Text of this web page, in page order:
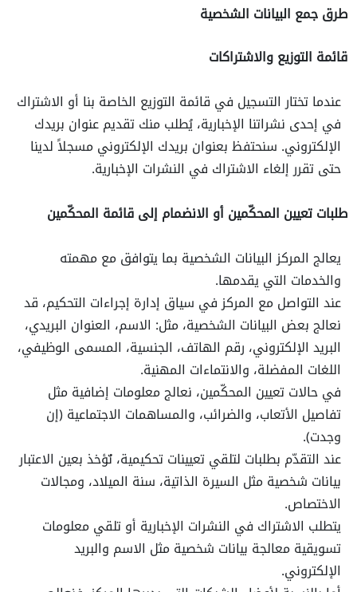
طرق جمع البيانات الشخصية
قائمة التوزيع والاشتراكات
عندما تختار التسجيل في قائمة التوزيع الخاصة بنا أو الاشتراك
في إحدى نشراتنا الإخبارية، يُطلب منك تقديم عنوان بريدك
الإلكتروني. سنحتفظ بعنوان بريدك الإلكتروني مسجلاً لدينا
حتى تقرر إلغاء الاشتراك في النشرات الإخبارية.
طلبات تعيين المحكّمين أو الانضمام إلى قائمة المحكّمين
يعالج المركز البيانات الشخصية بما يتوافق مع مهمته
والخدمات التي يقدمها.
عند التواصل مع المركز في سياق إدارة إجراءات التحكيم، قد
نعالج بعض البيانات الشخصية، مثل: الاسم، العنوان البريدي،
البريد الإلكتروني، رقم الهاتف، الجنسية، المسمى الوظيفي،
اللغات المفضلة، والانتماءات المهنية.
في حالات تعيين المحكّمين، نعالج معلومات إضافية مثل
تفاصيل الأتعاب، والضرائب، والمساهمات الاجتماعية (إن
وجدت).
عند التقدّم بطلبات لتلقي تعيينات تحكيمية، تُؤخذ بعين الاعتبار
بيانات شخصية مثل السيرة الذاتية، سنة الميلاد، ومجالات
الاختصاص.
يتطلب الاشتراك في النشرات الإخبارية أو تلقي معلومات
تسويقية معالجة بيانات شخصية مثل الاسم والبريد
الإلكتروني.